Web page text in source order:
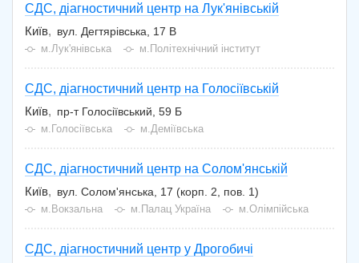
СДС, діагностичний центр на Лук'янівській
Київ
вул. Дегтярівська, 17 В
м.Лук'янівська м.Політехнічний інститут
СДС, діагностичний центр на Голосіївській
Київ
пр-т Голосіївський, 59 Б
м.Голосіївська м.Деміївська
СДС, діагностичний центр на Солом'янській
Київ
вул. Солом'янська, 17 (корп. 2, пов. 1)
м.Вокзальна м.Палац Україна м.Олімпійська
СДС, діагностичний центр у Дрогобичі